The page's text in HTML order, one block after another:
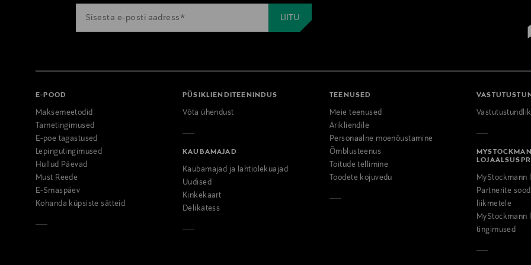
E-POOD
Maksemeetodid
Tarnetingimused
E-poe tagastused
Lepingutingimused
Hullud Päevad
Must Reede
E-Smaspäev
Kohanda küpsiste sätteid
PÜSIKLIENDITEENINDUS
Võta ühendust
KAUBAMAJAD
Kaubamajad ja lahtiolekuajad
Uudised
Kinkekaart
Delikatess
TEENUSED
Meie teenused
Ärikliendile
Personaalne moenõustamine
Õmblusteenus
Toitude tellimine
Toodete kojuvedu
MyStockmann
Partnerite
liikmetele
MyStockmann
tingimused